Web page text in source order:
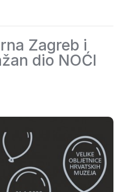
Zagreb i
dio NOĆI